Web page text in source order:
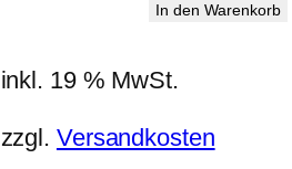
war:
ist:
In den Warenkorb
inkl. 19 % MwSt.
zzgl. Versandkosten